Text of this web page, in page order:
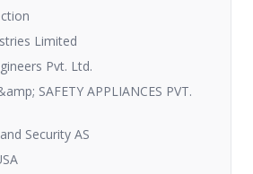
Limited
Pvt. Ltd.
SAFETY APPLIANCES PVT.
Security AS